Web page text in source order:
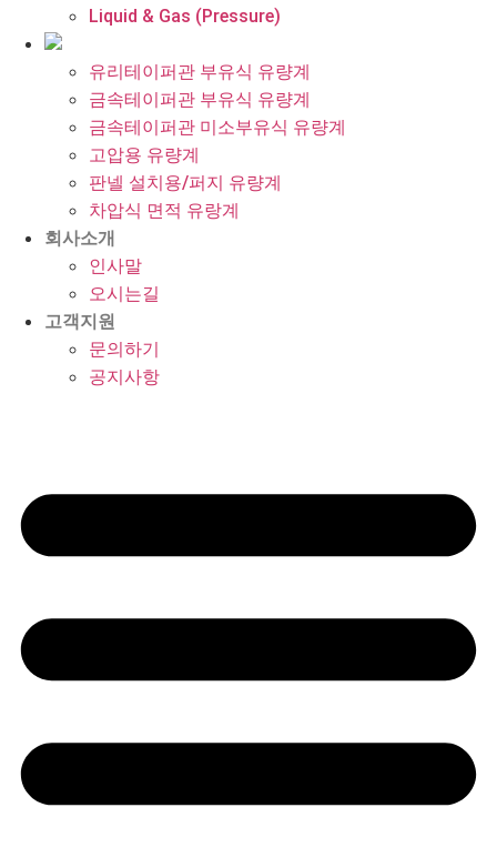
Liquid & Gas (Pressure)
유리테이퍼관 부유식 유량계
금속테이퍼관 부유식 유량계
금속테이퍼관 미소부유식 유량계
고압용 유량계
판넬 설치용/퍼지 유량계
차압식 면적 유랑계
회사소개
인사말
오시는길
고객지원
문의하기
공지사항